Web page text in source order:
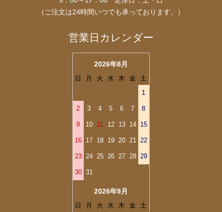
（ご注文は24時間いつでも承っております。）
営業日カレンダー
2026年8月
日 月 火 水 木 金
土
1
2 3 4 5 6 7 8
9 10 11 12 13 14 15
16 17 18 19 20 21 22
23 24 25 26 27 28 29
30 31
2026年9月
日 月 火 水 木 金
土